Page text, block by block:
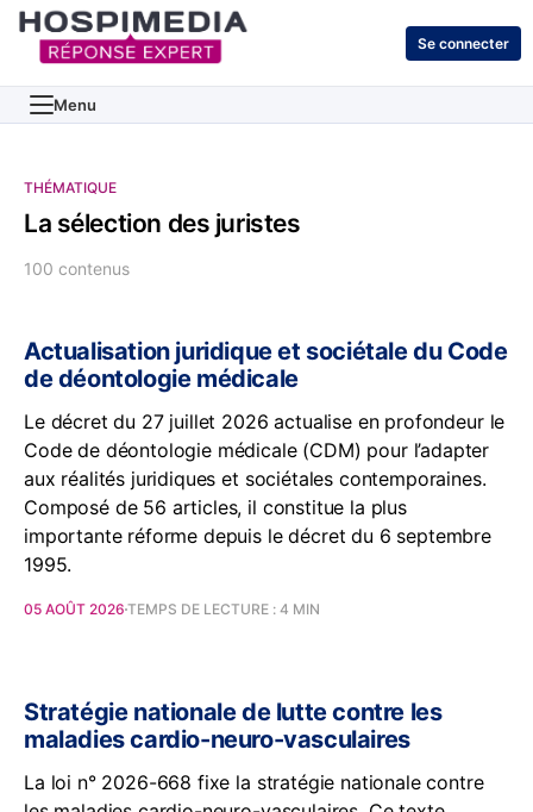
Se connecter
Menu
THÉMATIQUE
La sélection des juristes
100 contenus
Actualisation juridique et sociétale du Code
de déontologie médicale
Le décret du 27 juillet 2026 actualise en profondeur le
Code de déontologie médicale (CDM) pour l’adapter
aux réalités juridiques et sociétales contemporaines.
Composé de 56 articles, il constitue la plus
importante réforme depuis le décret du 6 septembre
1995.
05 AOÛT 2026 TEMPS DE LECTURE : 4 MIN
Stratégie nationale de lutte contre les
maladies cardio-neuro-vasculaires
La loi n° 2026-668 fixe la stratégie nationale contre